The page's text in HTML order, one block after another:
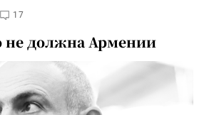
17
не должна Армении